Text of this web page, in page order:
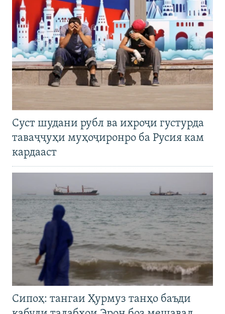
Суст шудани рубл ва ихроҷи густурда
таваҷҷуҳи муҳоҷиронро ба Русия кам
кардааст
Сипоҳ: тангаи Ҳурмуз танҳо баъди